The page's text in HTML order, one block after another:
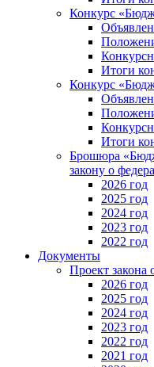
Конкурс
Итоги
Конкурс
Итоги
Брошюра
закону о
2026 год
2025 год
2024 год
2023 год
2022 год
Документы
Проект закона
2026 год
2025 год
2024 год
2023 год
2022 год
2021 год